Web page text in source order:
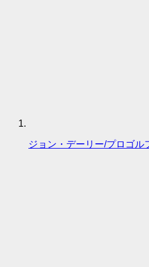
ジョン・デーリー/プロゴル